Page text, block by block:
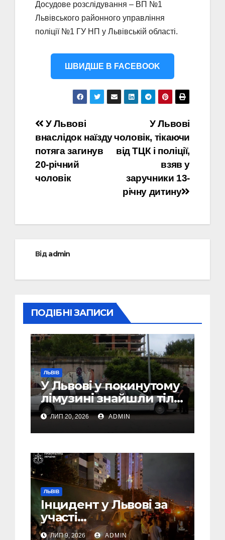
Досудове розслідування – ВП №1
Львівського районного управління
поліції №1 ГУ НП у Львівській області.
ШВИДШЕ В FACEBOOK
Навігація
записів
У Львові
чоловік, тікаючи
від ТЦК і поліції,
взяв у
заручники 13-
річну дитину
У Львові
внаслідок наїзду
потяга загинув
20-річний
чоловік
Відadmin
ПОДІБНІ ЗАПИСИ
ЛЬВІВ
У Львові у покинутому
лімузині знайшли тіло
46-річного чоловіка
ЛИП 20, 2026 ADMIN
ЛЬВІВ
Інцидент у Львові за
участі
військовослужбовців,
ЛИП 9, 2026 ADMIN